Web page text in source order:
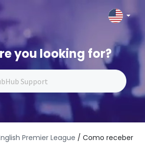
you looking for?
Premier League / Como receber